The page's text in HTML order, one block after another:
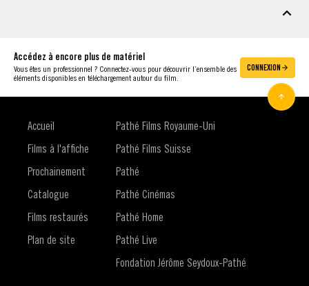
Accédez à encore plus de matériel
Vous êtes un professionnel ? Connectez-vous pour découvrir l’ensemble des
éléments disponibles en téléchargement autour du film.
CONNEXION
Accueil
Films à l'affiche
Prochainement
Catalogue
Films restaurés
Plan de site
Pathé Films Royaume-Uni
Pathé Films Suisse
Pathé
Pathé Cinémas
Pathé Home
Pathé Live
Fondation Jérôme Seydoux-Pathé